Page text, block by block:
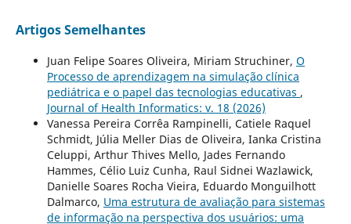
Artigos Semelhantes
Juan Felipe Soares Oliveira, Miriam Struchiner, O
Processo de aprendizagem na simulação clínica
pediátrica e o papel das tecnologias educativas ,
Journal of Health Informatics: v. 18 (2026)
Vanessa Pereira Corrêa Rampinelli, Catiele Raquel
Schmidt, Júlia Meller Dias de Oliveira, Ianka Cristina
Celuppi, Arthur Thives Mello, Jades Fernando
Hammes, Célio Luiz Cunha, Raul Sidnei Wazlawick,
Danielle Soares Rocha Vieira, Eduardo Monguilhott
Dalmarco, Uma estrutura de avaliação para sistemas
de informação na perspectiva dos usuários: uma